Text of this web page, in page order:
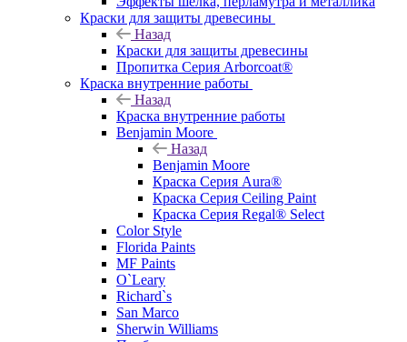
Краски для защиты древесины
Назад
Краски для защиты древесины
Пропитка Серия Arborcoat®
Краска внутренние работы
Назад
Краска внутренние работы
Benjamin Moore
Назад
Benjamin Moore
Краска Серия Aura®
Краска Серия Ceiling Paint
Краска Серия Regal® Select
Color Style
Florida Paints
MF Paints
O`Leary
Richard`s
San Marco
Sherwin Williams